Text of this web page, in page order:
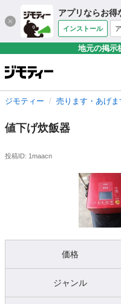
アプリならお得
インストール
地元の掲示
ジモティー 売ります・あげま
値下げ炊飯器
投稿ID: 1maacn
価格
ジャンル